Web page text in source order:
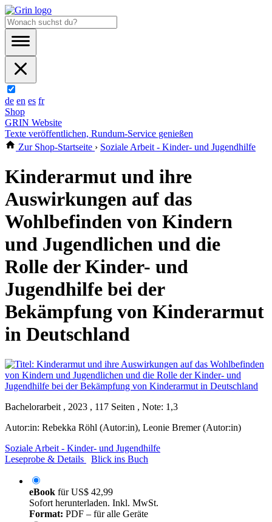
de en es fr
Shop
GRIN Website
Texte veröffentlichen, Rundum-Service genießen
Zur Shop-Startseite › Soziale Arbeit - Kinder- und Jugendhilfe
Kinderarmut und ihre
Auswirkungen auf das
Wohlbefinden von Kindern
und Jugendlichen und die
Rolle der Kinder- und
Jugendhilfe bei der
Bekämpfung von Kinderarmut
in Deutschland
Bachelorarbeit , 2023 , 117 Seiten , Note: 1,3
Autor:in: Rebekka Röhl (Autor:in), Leonie Bremer (Autor:in)
Soziale Arbeit - Kinder- und Jugendhilfe
Leseprobe & Details
Blick ins Buch
eBook fürUS$ 42,99
Sofort herunterladen. Inkl. MwSt.
Format: PDF – für alle Geräte